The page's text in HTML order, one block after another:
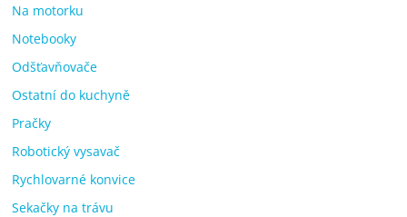
Na motorku
Notebooky
Odšťavňovače
Ostatní do kuchyně
Pračky
Robotický vysavač
Rychlovarné konvice
Sekačky na trávu